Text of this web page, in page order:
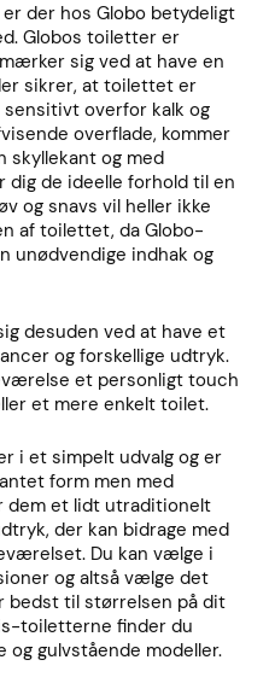
der hos Globo betydeligt
Globos toiletter er
sig ved at have en
sikrer, at toilettet er
overfor kalk og
overflade, kommer
skyllekant og med
dig de ideelle forhold til en
og snavs vil heller ikke
af toilettet, da Globo-
unødvendige indhak og
desuden ved at have et
og forskellige udtryk.
et personligt touch
et mere enkelt toilet.
i et simpelt udvalg og er
form men med
dem et lidt utraditionelt
der kan bidrage med
Du kan vælge i
og altså vælge det
bedst til størrelsen på dit
toiletterne finder du
gulvstående modeller.